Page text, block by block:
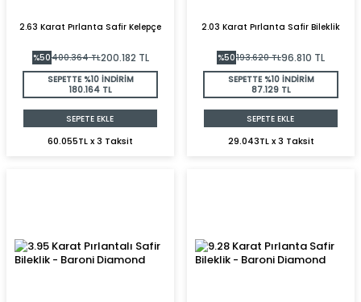
2.63 Karat Pırlanta Safir Kelepçe
%50400.364TL200.182 TL
SEPETTE %10 İNDİRİM
180.164 TL
SEPETE EKLE
60.055TL x 3 Taksit
2.03 Karat Pırlanta Safir Bileklik
%50193.620TL96.810 TL
SEPETTE %10 İNDİRİM
87.129 TL
SEPETE EKLE
29.043TL x 3 Taksit